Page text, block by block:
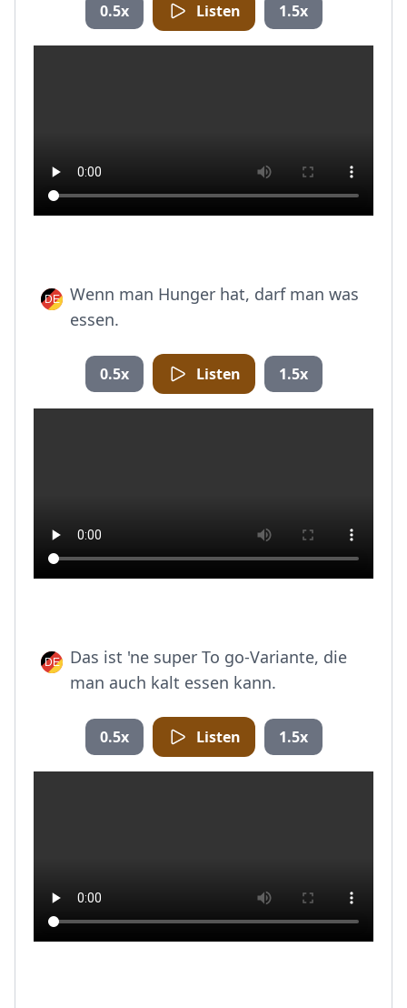
0.5x Listen 1.5x
Wenn man Hunger hat, darf man was
essen.
0.5x Listen 1.5x
Das ist 'ne super To go-Variante, die
man auch kalt essen kann.
0.5x Listen 1.5x